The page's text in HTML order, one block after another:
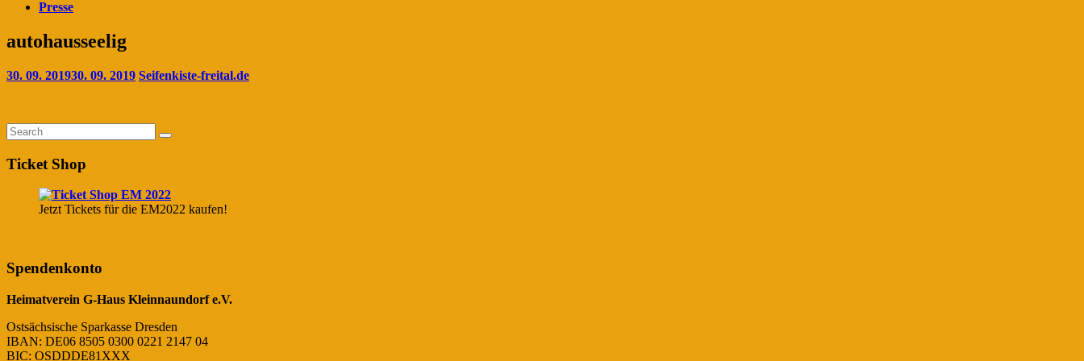
Presse
autohausseelig
30. 09. 201930. 09. 2019 Seifenkiste-freital.de
Ticket Shop
Jetzt Tickets für die EM2022 kaufen!
Spendenkonto
Heimatverein G-Haus Kleinnaundorf e.V.
Ostsächsische Sparkasse Dresden
IBAN: DE06 8505 0300 0221 2147 04
BIC: OSDDDE81XXX